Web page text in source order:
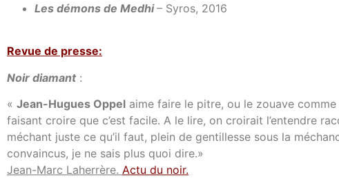
Les démons de Medhi– Syros, 2016
Revue de presse:
Noir diamant:
« Jean-Hugues Oppel aime faire le pitre, ou le zouave
faisant croire que c’est facile. A le lire, on croirait l’entendre
méchant juste ce qu’il faut, plein de gentillesse sous la
convaincus, je ne sais plus quoi dire.»
Jean-Marc Laherrère. Actu du noir.